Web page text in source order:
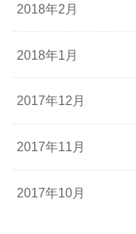
2018年2月
2018年1月
2017年12月
2017年11月
2017年10月